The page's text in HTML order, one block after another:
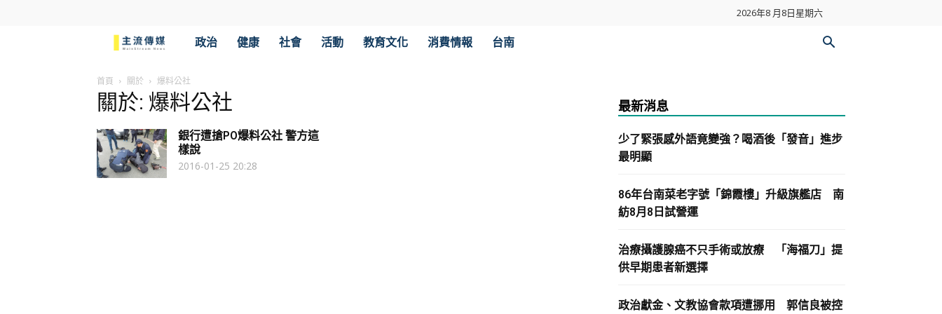
2026年8 月8日星期六
流
傳
媒
政治 健康 社會 活動 教育文化 消費情報 台南
首頁 關於 爆料公社
關於: 爆料公社
銀行遭搶PO爆料公社 警方這
樣說
2016-01-25 20:28
最新消息
少了緊張感外語竟變強？喝酒後「發音」進步
最明顯
86年台南菜老字號「錦霞樓」升級旗艦店 南
紡8月8日試營運
治療攝護腺癌不只手術或放療 「海福刀」提
供早期患者新選擇
政治獻金、文教協會款項遭挪用 郭信良被控